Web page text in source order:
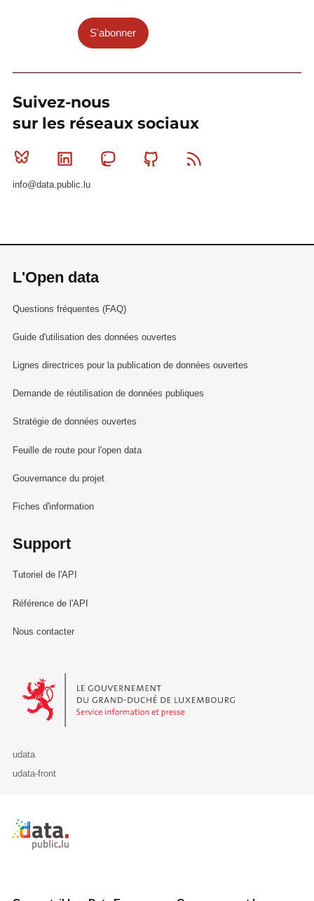
S'abonner
Suivez-nous
sur les réseaux sociaux
Bluesky Linkedin MastodonGithub
info@data.public.lu
L'Open data
Questions fréquentes (FAQ)
Guide d'utilisation des données ouvertes
Lignes directrices pour la publication de données ouvertes
Demande de réutilisation de données publiques
Stratégie de données ouvertes
Feuille de route pour l'open data
Gouvernance du projet
Fiches d'information
Support
Tutoriel de l'API
Référence de l'API
Nous contacter
Le Gouvernement du Grand-Duché de Luxembourg - Service
udata
udata-front
Retour à l'accueil de data.public.lu